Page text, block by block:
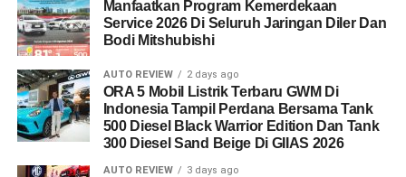
Manfaatkan Program Kemerdekaan
Service 2026 Di Seluruh Jaringan Diler Dan
Bodi Mitshubishi
AUTO REVIEW 2 days ago
ORA 5 Mobil Listrik Terbaru GWM Di
Indonesia Tampil Perdana Bersama Tank
500 Diesel Black Warrior Edition Dan Tank
300 Diesel Sand Beige Di GIIAS 2026
AUTO REVIEW 3 days ago